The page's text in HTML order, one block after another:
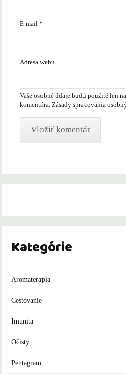
E-mail*
Adresa webu
Vaše osobné údaje budú použité len
komentára. Zásady spracovania
Kategórie
Aromaterapia
Cestovanie
Imunita
Očisty
Pentagram